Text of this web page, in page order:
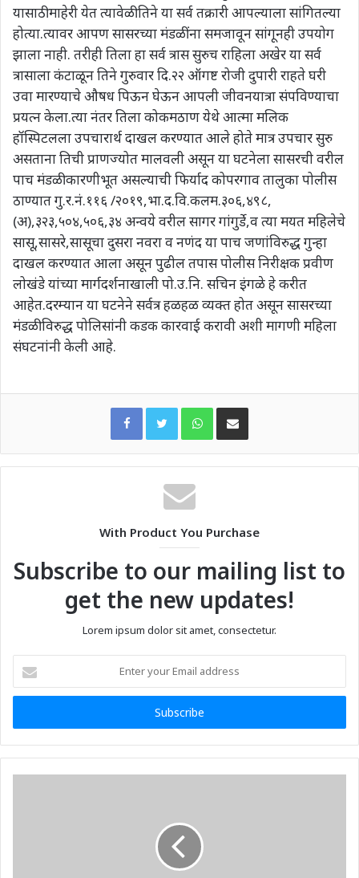
यासाठी माहेरी येत त्यावेळी तिने या सर्व तक्रारी आपल्याला सांगितल्या
होत्या.त्यावर आपण सासरच्या मंडळींना समजावून सांगूनही उपयोग
झाला नाही. तरीही तिला हा सर्व त्रास सुरुच राहिला अखेर या सर्व
त्रासाला कंटाळून तिने गुरुवार दि.२२ ऑगष्ट रोजी दुपारी राहते घरी
उवा मारण्याचे औषध पिऊन घेऊन आपली जीवनयात्रा संपविण्याचा
प्रयत्न केला.त्या नंतर तिला कोकमठाण येथे आत्मा मलिक
हॉस्पिटलला उपचारार्थ दाखल करण्यात आले होते मात्र उपचार सुरु
असताना तिची प्राणज्योत मालवली असून या घटनेला सासरची वरील
पाच मंडळी कारणीभूत असल्याची फिर्याद कोपरगाव तालुका पोलीस
ठाण्यात गु.र.नं.११६ /२०१९,भा.द.वि.कलम.३०६,४९८,
(अ),३२३,५०४,५०६,३४ अन्वये वरील सागर गांगुर्डे,व त्या मयत महिलेचे
सासू,सासरे,सासूचा दुसरा नवरा व नणंद या पाच जणांविरुद्ध गुन्हा
दाखल करण्यात आला असून पुढील तपास पोलीस निरीक्षक प्रवीण
लोखंडे यांच्या मार्गदर्शनाखाली पो.उ.नि. सचिन इंगळे हे करीत
आहेत.दरम्यान या घटनेने सर्वत्र हळहळ व्यक्त होत असून सासरच्या
मंडळी विरुद्ध पोलिसांनी कडक कारवाई करावी अशी मागणी महिला
संघटनांनी केली आहे.
WhatsAppShare via Email
With Product You Purchase
Subscribe to our mailing list to
get the new updates!
Lorem ipsum dolor sit amet, consectetur.
your
Email